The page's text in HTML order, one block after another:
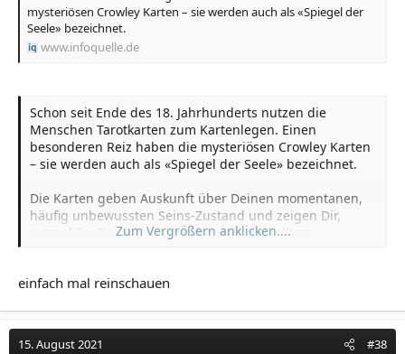
mysteriösen Crowley Karten – sie werden auch als «Spiegel der
Seele» bezeichnet.
www.infoquelle.de
Schon seit Ende des 18. Jahrhunderts nutzen die
Menschen Tarotkarten zum Kartenlegen. Einen
besonderen Reiz haben die mysteriösen Crowley Karten
– sie werden auch als «Spiegel der Seele» bezeichnet.
Die Karten geben Auskunft über Deinen momentanen,
häufig unbewussten Seins-Zustand und zeigen Dir,
worauf Du Deine Energien fokussieren solltest.
und woher kommen sie? Wer war Aleister Crowley, für
Zum Vergrößern anklicken....
einfach mal reinschauen
15. August 2021 #38